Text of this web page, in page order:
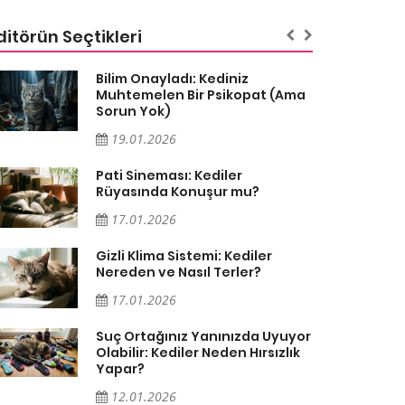
Seçtikleri
Bilim Onayladı: Kediniz
Muhtemelen Bir Psikopat (Ama
Sorun Yok)
19.01.2026
Pati Sineması: Kediler
Rüyasında Konuşur mu?
17.01.2026
Gizli Klima Sistemi: Kediler
Nereden ve Nasıl Terler?
17.01.2026
Suç Ortağınız Yanınızda Uyuyor
Olabilir: Kediler Neden Hırsızlık
Yapar?
12.01.2026